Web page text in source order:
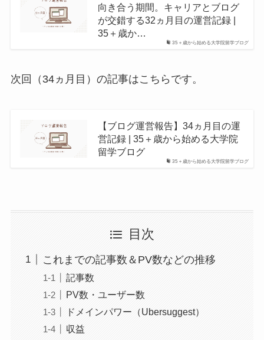
35＋歳から始める大学院留学ブログ
向き合う期間。キャリアとブログ
が交錯する32ヵ月目の運営記録 |
35＋歳か…
次回（34ヵ月目）の記事はこちらです。
35＋歳から始める大学院留学ブログ
【ブログ運営報告】34ヵ月目の運
営記録 | 35＋歳から始める大学院
留学ブログ
目次
これまでの記事数＆PV数などの推移
記事数
PV数・ユーザー数
ドメインパワー（Ubersuggest）
収益